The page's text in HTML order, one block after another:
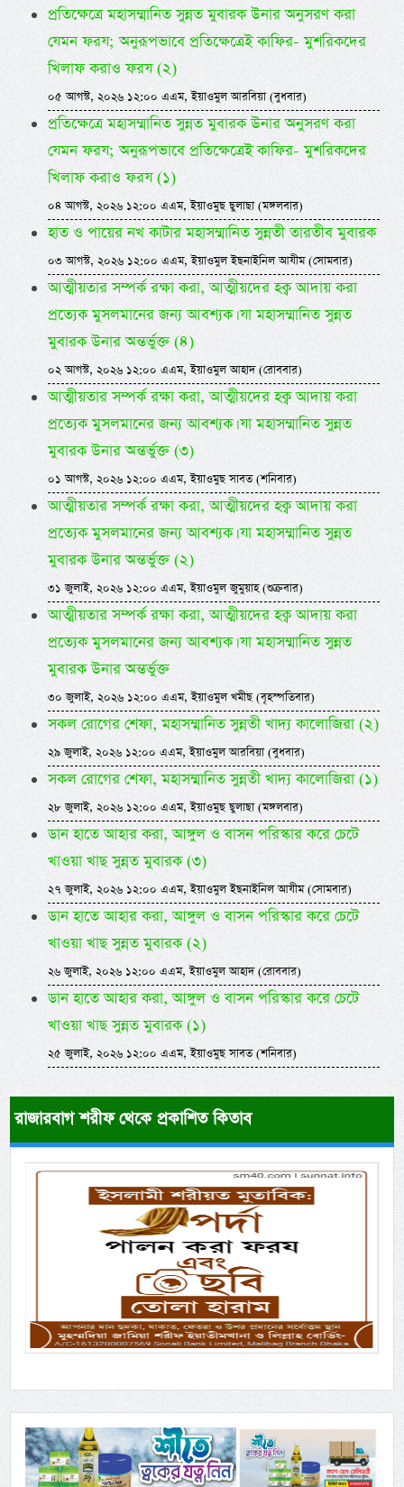
প্রতিক্ষেত্রে মহাসম্মানিত সুন্নত মুবারক উনার অনুসরণ করা
যেমন ফরয; অনুরূপভাবে প্রতিক্ষেত্রেই কাফির- মুশরিকদের
খিলাফ করাও ফরয (২)
০৫ আগস্ট, ২০২৬ ১২:০০ এএম, ইয়াওমুল আরবিয়া (বুধবার)
প্রতিক্ষেত্রে মহাসম্মানিত সুন্নত মুবারক উনার অনুসরণ করা
যেমন ফরয; অনুরূপভাবে প্রতিক্ষেত্রেই কাফির- মুশরিকদের
খিলাফ করাও ফরয (১)
০৪ আগস্ট, ২০২৬ ১২:০০ এএম, ইয়াওমুছ ছুলাছা (মঙ্গলবার)
হাত ও পায়ের নখ কাটার মহাসম্মানিত সুন্নতী তারতীব মুবারক
০৩ আগস্ট, ২০২৬ ১২:০০ এএম, ইয়াওমুল ইছনাইনিল আযীম (সোমবার)
আত্মীয়তার সম্পর্ক রক্ষা করা, আত্মীয়দের হক্ব আদায় করা
প্রত্যেক মুসলমানের জন্য আবশ্যক। যা মহাসম্মানিত সুন্নত
মুবারক উনার অন্তর্ভুক্ত (৪)
০২ আগস্ট, ২০২৬ ১২:০০ এএম, ইয়াওমুল আহাদ (রোববার)
আত্মীয়তার সম্পর্ক রক্ষা করা, আত্মীয়দের হক্ব আদায় করা
প্রত্যেক মুসলমানের জন্য আবশ্যক। যা মহাসম্মানিত সুন্নত
মুবারক উনার অন্তর্ভুক্ত (৩)
০১ আগস্ট, ২০২৬ ১২:০০ এএম, ইয়াওমুছ সাবত (শনিবার)
আত্মীয়তার সম্পর্ক রক্ষা করা, আত্মীয়দের হক্ব আদায় করা
প্রত্যেক মুসলমানের জন্য আবশ্যক। যা মহাসম্মানিত সুন্নত
মুবারক উনার অন্তর্ভুক্ত (২)
৩১ জুলাই, ২০২৬ ১২:০০ এএম, ইয়াওমুল জুমুয়াহ (শুক্রবার)
আত্মীয়তার সম্পর্ক রক্ষা করা, আত্মীয়দের হক্ব আদায় করা
প্রত্যেক মুসলমানের জন্য আবশ্যক। যা মহাসম্মানিত সুন্নত
মুবারক উনার অন্তর্ভুক্ত
৩০ জুলাই, ২০২৬ ১২:০০ এএম, ইয়াওমুল খমীছ (বৃহস্পতিবার)
সকল রোগের শেফা, মহাসম্মানিত সুন্নতী খাদ্য কালোজিরা (২)
২৯ জুলাই, ২০২৬ ১২:০০ এএম, ইয়াওমুল আরবিয়া (বুধবার)
সকল রোগের শেফা, মহাসম্মানিত সুন্নতী খাদ্য কালোজিরা (১)
২৮ জুলাই, ২০২৬ ১২:০০ এএম, ইয়াওমুছ ছুলাছা (মঙ্গলবার)
ডান হাতে আহার করা, আঙ্গুল ও বাসন পরিস্কার করে চেটে
খাওয়া খাছ সুন্নত মুবারক (৩)
২৭ জুলাই, ২০২৬ ১২:০০ এএম, ইয়াওমুল ইছনাইনিল আযীম (সোমবার)
ডান হাতে আহার করা, আঙ্গুল ও বাসন পরিস্কার করে চেটে
খাওয়া খাছ সুন্নত মুবারক (২)
২৬ জুলাই, ২০২৬ ১২:০০ এএম, ইয়াওমুল আহাদ (রোববার)
ডান হাতে আহার করা, আঙ্গুল ও বাসন পরিস্কার করে চেটে
খাওয়া খাছ সুন্নত মুবারক (১)
২৫ জুলাই, ২০২৬ ১২:০০ এএম, ইয়াওমুছ সাবত (শনিবার)
রাজারবাগ শরীফ থেকে প্রকাশিত কিতাব